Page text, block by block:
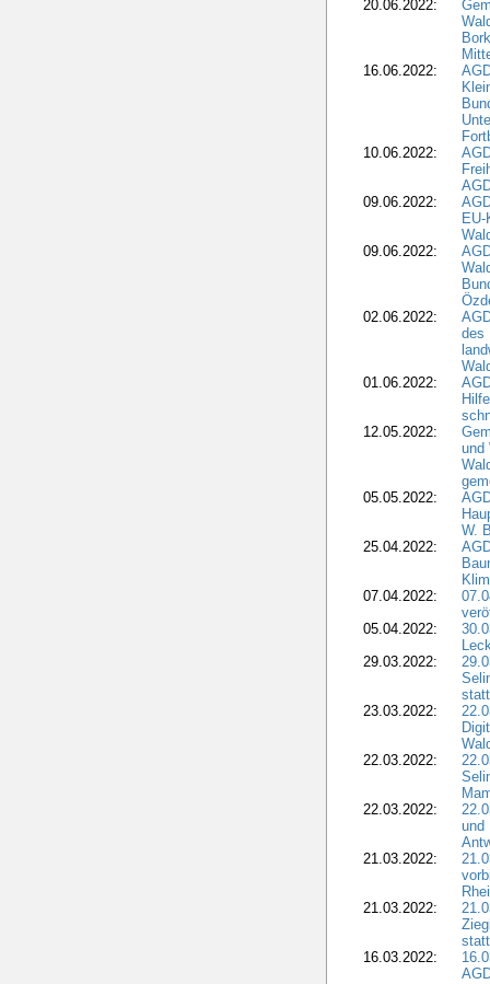
20.06.2022:
16.06.2022:
10.06.2022:
09.06.2022:
09.06.2022:
02.06.2022:
des
01.06.2022:
12.05.2022:
und
05.05.2022:
W.
25.04.2022:
07.04.2022:
05.04.2022:
29.03.2022:
23.03.2022:
22.03.2022:
22.03.2022:
und
21.03.2022:
21.03.2022:
16.03.2022: